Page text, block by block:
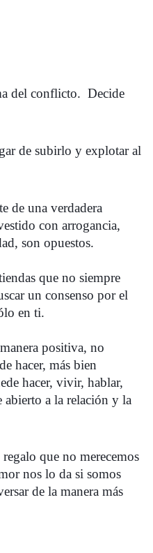
del conflicto.  Decide
de subirlo y explotar al
de una verdadera
con arrogancia,
son opuestos.
que no siempre
un consenso por el
en ti.
positiva, no
hacer, más bien
hacer, vivir, hablar,
abierto a la relación y la
que no merecemos
nos lo da si somos
de la manera más